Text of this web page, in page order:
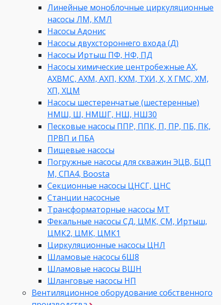
Линейные моноблочные циркуляционные
насосы ЛМ, КМЛ
Насосы Адонис
Насосы двухстороннего входа (Д)
Насосы Иртыш ПФ, НФ, ПД
Насосы химические центробежные АХ,
АХВМС, АХМ, АХП, КХМ, ТХИ, Х, Х ГМС, ХМ,
ХП, ХЦМ
Насосы шестеренчатые (шестеренные)
НМШ, Ш, НМШГ, НШ, НШ30
Песковые насосы ППР, ППК, П, ПР, ПБ, ПК,
ПРВП и ПБА
Пищевые насосы
Погружные насосы для скважин ЭЦВ, БЦП
М, СПА4, Boosta
Секционные насосы ЦНСГ, ЦНС
Станции насосные
Трансформаторные насосы МТ
Фекальные насосы СД, ЦМК, СМ, Иртыш,
ЦМК2, ЦМК, ЦМК1
Циркуляционные насосы ЦНЛ
Шламовые насосы 6Ш8
Шламовые насосы ВШН
Шланговые насосы НП
Вентиляционное оборудование собственного